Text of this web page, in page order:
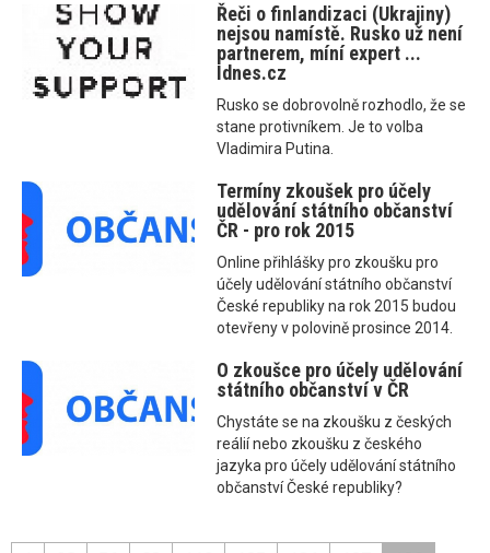
Řeči o finlandizaci (Ukrajiny)
nejsou namístě. Rusko už není
partnerem, míní expert ...
Idnes.cz
Rusko se dobrovolně rozhodlo, že se
stane protivníkem. Je to volba
Vladimira Putina.
Termíny zkoušek pro účely
udělování státního občanství
ČR - pro rok 2015
Online přihlášky pro zkoušku pro
účely udělování státního občanství
České republiky na rok 2015 budou
otevřeny v polovině prosince 2014.
O zkoušce pro účely udělování
státního občanství v ČR
Chystáte se na zkoušku z českých
reálií nebo zkoušku z českého
jazyka pro účely udělování státního
občanství České republiky?